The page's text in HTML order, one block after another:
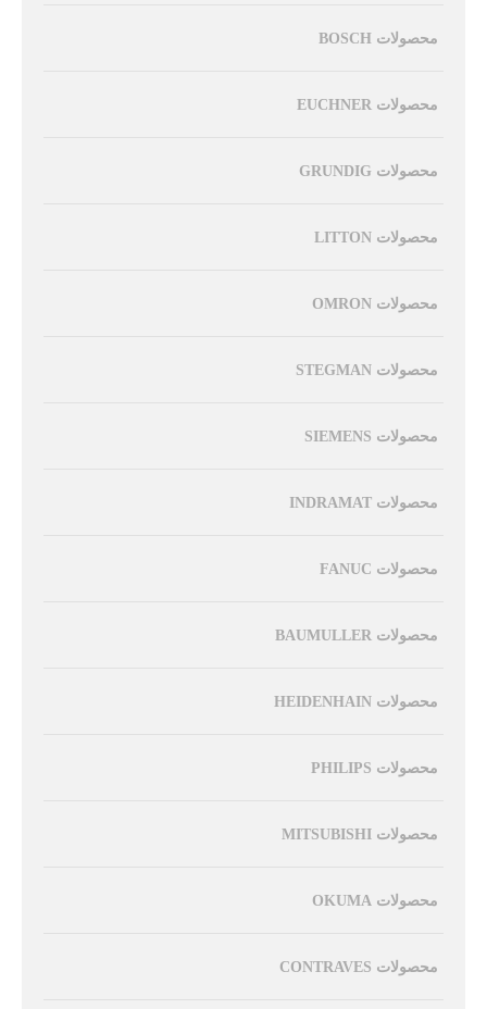
محصولات BOSCH
محصولات EUCHNER
محصولات GRUNDIG
محصولات LITTON
محصولات OMRON
محصولات STEGMAN
محصولات SIEMENS
محصولات INDRAMAT
محصولات FANUC
محصولات BAUMULLER
محصولات HEIDENHAIN
محصولات PHILIPS
محصولات MITSUBISHI
محصولات OKUMA
محصولات CONTRAVES